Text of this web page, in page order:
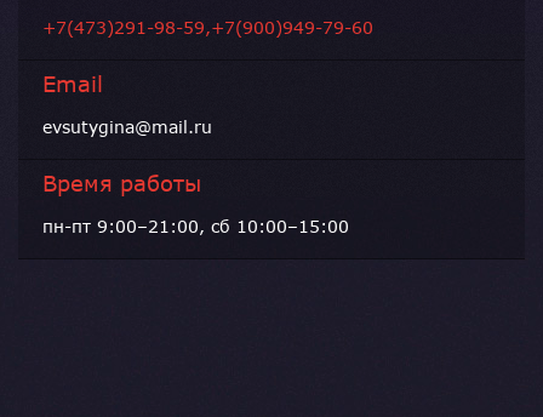
+7(473)291-98-59,+7(900)949-79-60
Email
evsutygina@mail.ru
Время работы
пн-пт 9:00–21:00, сб 10:00–15:00